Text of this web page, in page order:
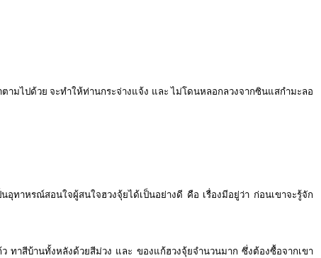
มไปด้วย จะทำให้ท่านกระจ่างแจ้ง และ ไม่โดนหลอกลวงจากซินแสกำมะลอ
ทาหรณ์สอนใจผู้สนใจฮวงจุ้ยได้เป็นอย่างดี คือ เรื่องมีอยู่ว่า ก่อนเขาจะรู้จัก
ทาสีบ้านทั้งหลังด้วยสีม่วง และ ของแก้ฮวงจุ้ยจำนวนมาก ซึ่งต้องซื้อจากเขา